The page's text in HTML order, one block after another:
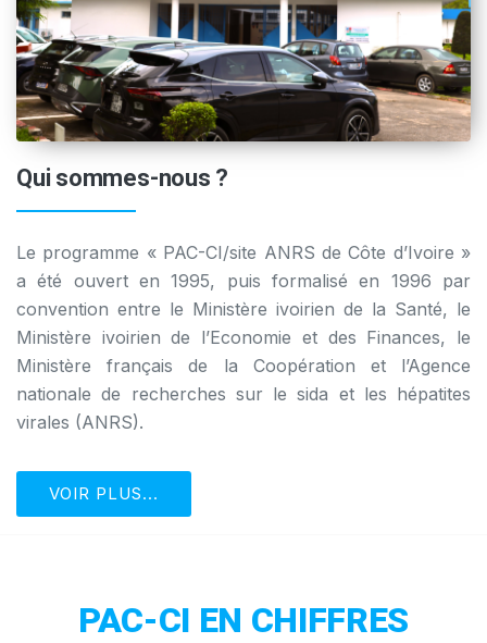
Qui sommes-nous ?
Le programme « PAC-CI/site ANRS de Côte d’Ivoire »
a été ouvert en 1995, puis formalisé en 1996 par
convention entre le Ministère ivoirien de la Santé, le
Ministère ivoirien de l’Economie et des Finances, le
Ministère français de la Coopération et l’Agence
nationale de recherches sur le sida et les hépatites
virales (ANRS).
VOIR PLUS...
PAC-CI EN CHIFFRES